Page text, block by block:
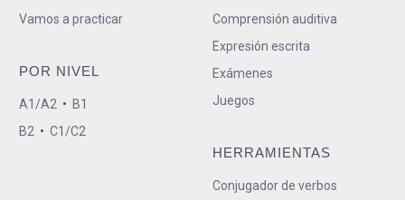
Vamos a practicar
POR NIVEL
A1/A2 • B1
B2 • C1/C2
Comprensión auditiva
Expresión escrita
Exámenes
Juegos
HERRAMIENTAS
Conjugador de verbos